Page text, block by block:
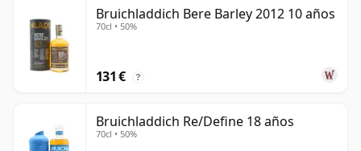
Bruichladdich Bere Barley 2012 10 años
70cl • 50%
131 € ?
Bruichladdich Re/Define 18 años
70cl • 50%